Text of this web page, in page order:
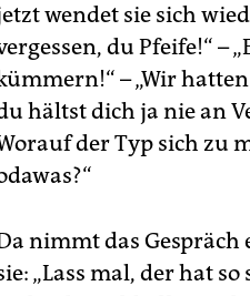
wendet sie sich
du Pfeife!“ –
– „Wir
hältst dich ja nie an
der Typ sich zu
nimmt das
„Lass mal, der hat